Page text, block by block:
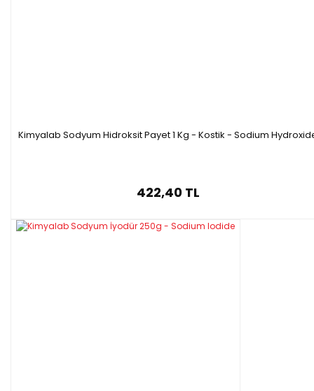
Kimyalab Sodyum Hidroksit Payet 1 Kg - Kostik - Sodium
422,40 TL